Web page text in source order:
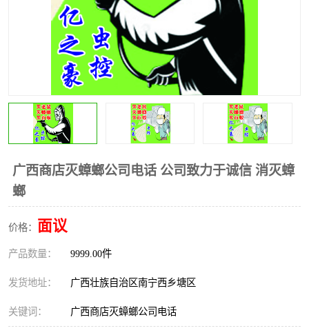
广西商店灭蟑螂公司电话 公司致力于诚信 消灭蟑
螂
价格： 面议
产品数量： 9999.00件
发货地址： 广西壮族自治区南宁西乡塘区
关键词： 广西商店灭蟑螂公司电话